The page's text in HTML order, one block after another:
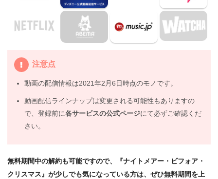
『チャーリーとチョコレート工場』
3.2 『ティム・バートンのコープスブライド』
3.3 『ビートルジュース』
DailymotionやPandoraではなく、配信サービスで安全に
映画『ナイトメアー・ビフォア・クリスマス』動画フル
注意点
動画の配信情報は2021年2月6日時点のモノです。
動画配信ラインナップは変更される可能性もありますの
で、登録前に各サービスの公式ページにて必ずご確認くだ
さい。
無料期間中の解約も可能ですので、『ナイトメアー・ビフォア・
クリスマス』が少しでも気になっている方は、ぜひ無料期間を上